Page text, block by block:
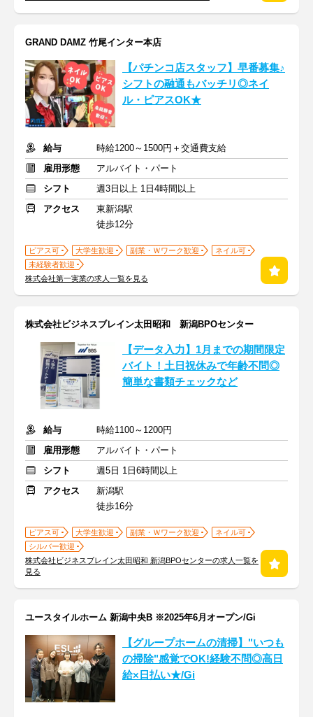
GRAND DAMZ 竹尾インター本店
【パチンコ店スタッフ】早番募集♪
シフトの融通もバッチリ◎ネイ
ル・ピアスOK★
給与
時給1200～1500円＋交通費支給
雇用形態
アルバイト・パート
シフト
週3日以上 1日4時間以上
アクセス
東新潟駅
徒歩12分
ピアス可 大学生歓迎 副業・Ｗワーク歓迎
ネイル可
未経験者歓迎
株式会社第一実業の求人一覧を見る
株式会社ビジネスブレイン太田昭和 新潟BPOセンター
【データ入力】1月までの期間限定
バイト！土日祝休みで年齢不問◎
簡単な書類チェックなど
給与
時給1100～1200円
雇用形態
アルバイト・パート
シフト
週5日 1日6時間以上
アクセス
新潟駅
徒歩16分
ピアス可 大学生歓迎 副業・Ｗワーク歓迎
ネイル可
シルバー歓迎
株式会社ビジネスブレイン太田昭和 新潟BPOセンターの求人一覧を
見る
ユースタイルホーム 新潟中央B ※2025年6月オープン/Gi
【グループホームの清掃】"いつも
の掃除"感覚でOK!経験不問◎高日
給×日払い★/Gi